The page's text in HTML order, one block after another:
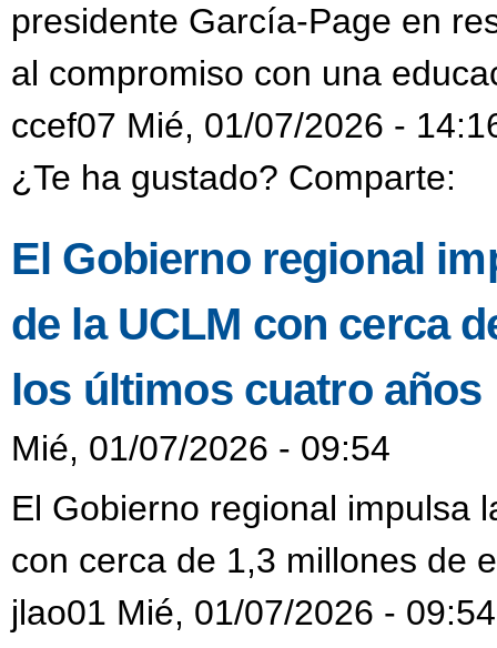
presidente García-Page en
al compromiso con una
ccef07 Mié, 01/07/2026 -
¿Te ha gustado? Comparte:
El Gobierno regional
de la UCLM con cerca
los últimos cuatro años
Mié, 01/07/2026 - 09:54
El Gobierno regional impulsa
con cerca de 1,3 millones de
jlao01 Mié, 01/07/2026 - 09:54